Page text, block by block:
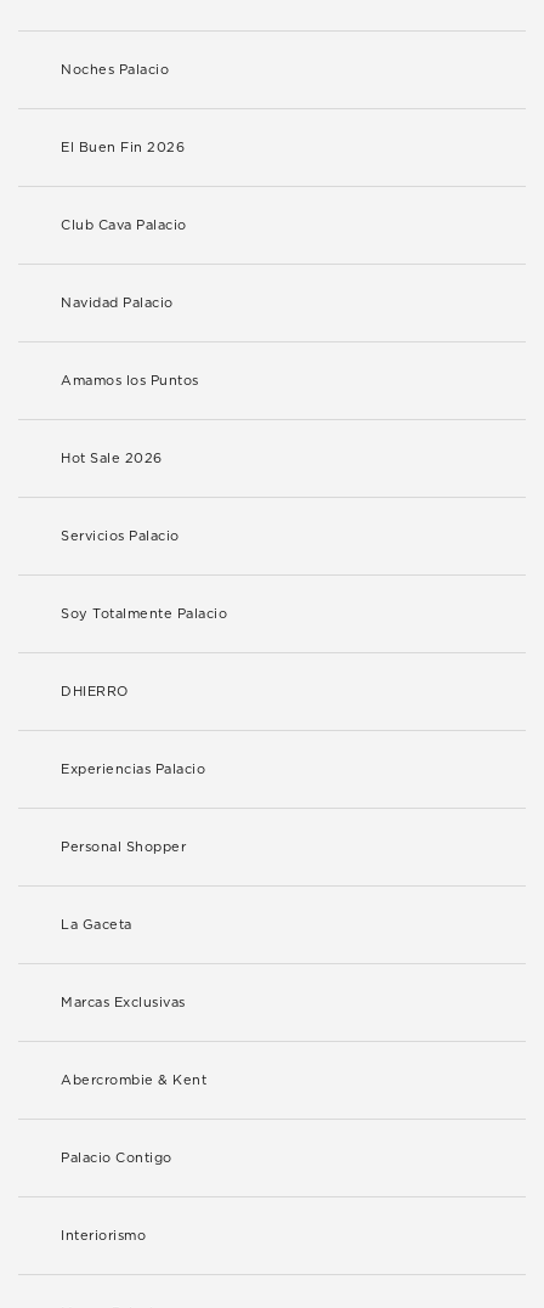
Noches Palacio
El Buen Fin 2026
Club Cava Palacio
Navidad Palacio
Amamos los Puntos
Hot Sale 2026
Servicios Palacio
Soy Totalmente Palacio
DHIERRO
Experiencias Palacio
Personal Shopper
La Gaceta
Marcas Exclusivas
Abercrombie & Kent
Palacio Contigo
Interiorismo